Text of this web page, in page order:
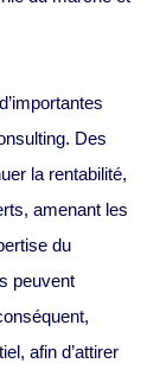
Des
la rentabilité,
amenant les
du
peuvent
afin d’attirer